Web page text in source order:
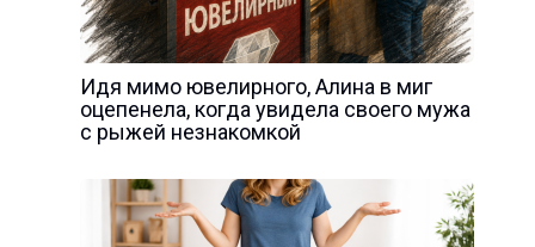
Идя мимо ювелирного, Алина в миг
оцепенела, когда увидела своего мужа
с рыжей незнакомкой